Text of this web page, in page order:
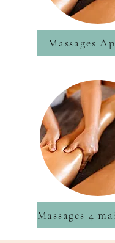
Massages
Massages 4